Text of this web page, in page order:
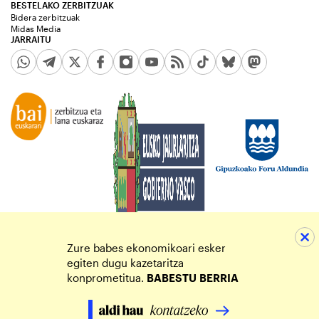
JARRAITU
BESTELAKO ZERBITZUAK
Bidera zerbitzuak
Midas Media
Zure babes ekonomikoari esker
egiten dugu kazetaritza
konprometitua. BABESTU BERRIA